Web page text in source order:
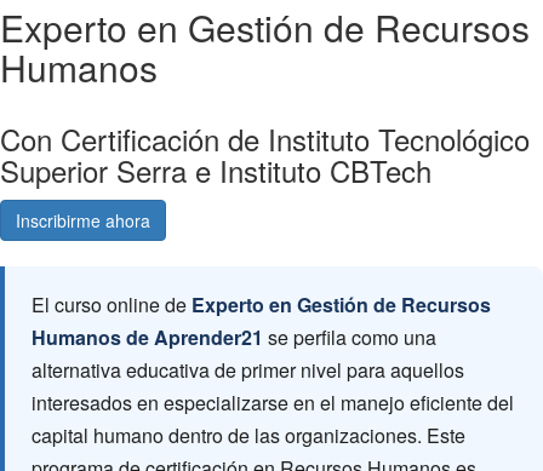
Experto en Gestión de Recursos
Humanos
Con Certificación de Instituto Tecnológico
Superior Serra e Instituto CBTech
Inscribirme ahora
El curso online de Experto en Gestión de Recursos
Humanos de Aprender21 se perfila como una
alternativa educativa de primer nivel para aquellos
interesados en especializarse en el manejo eficiente del
capital humano dentro de las organizaciones. Este